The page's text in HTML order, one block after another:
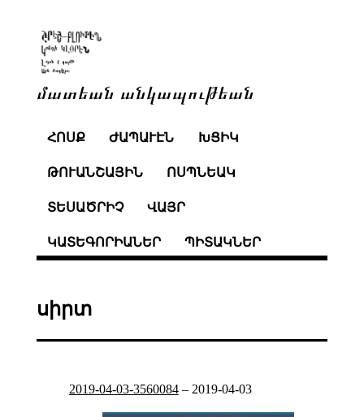
մատեան անկապութեան
ՀՈՍՔ ԺԱՊԱՒԷՆ ԽՑԻԿ
ԹՈՒԱՆՇԱՅԻՆ ՈՍՊՆԵԱԿ
ՏԵՍԱԾՐԻՉ ՎԱՅՐ
ԿԱՏԵԳՈՐԻԱՆԵՐ ՊԻՏԱԿՆԵՐ
սիրտ
2019-04-03-3560084– 2019-04-03